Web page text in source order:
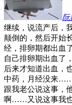
阮
继续，说流产后，
颠倒的，然后开始
经，排卵期都出血
自己排卵期出血了
后来才知道出血，
中药，月经没来
跟我老公说这事，
啊……又说这事我